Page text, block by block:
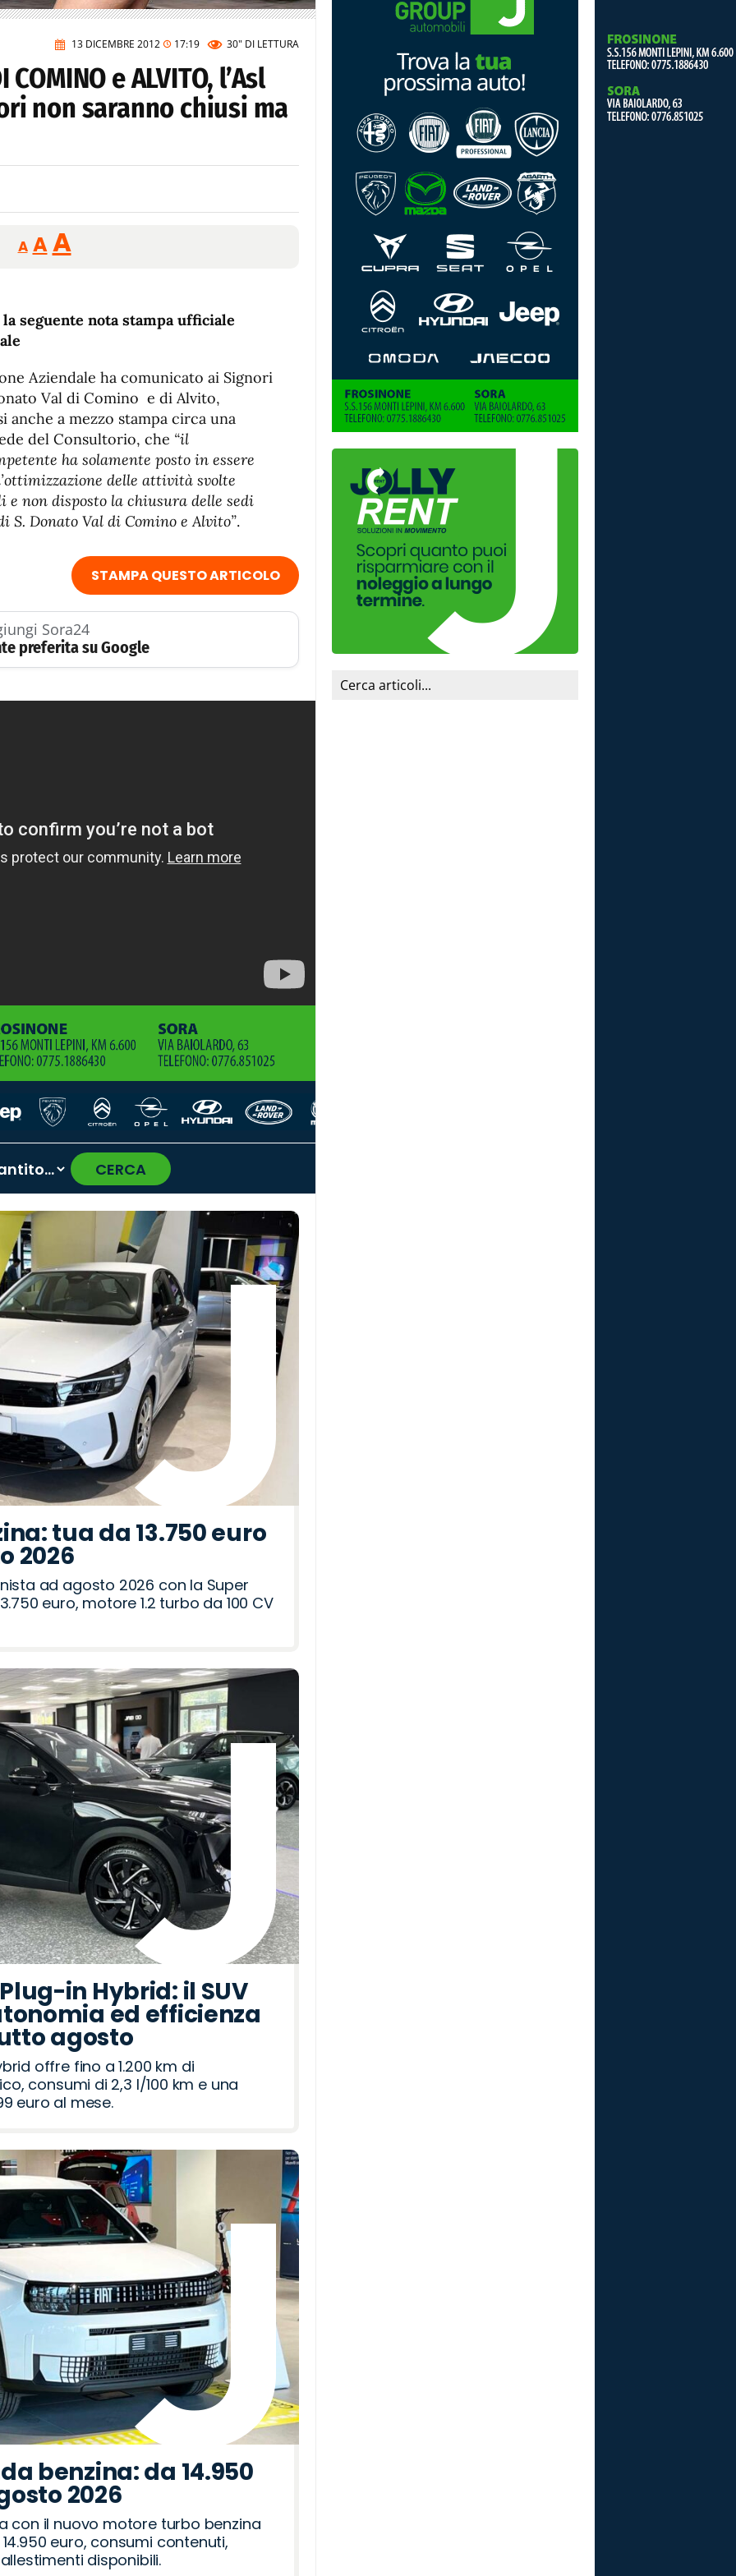
13 DICEMBRE 2012 17:19 30" DI LETTURA
COMINO e ALVITO, l’Asl
non saranno chiusi ma
A
Reducir
tamaño
A Restablecer
tamaño
fuente
AAumentar
de
seguente nota stampa ufficiale
Aziendale ha comunicato ai Signori
Val di Comino e di Alvito,
a mezzo stampa circa una
del Consultorio, che “il
ha solamente posto in essere
delle attività svolte
e non disposto la chiusura delle sedi
Donato Val di Comino e Alvito”.
STAMPA QUESTO ARTICOLO
Sora24
preferita su Google
CERCA
›
tua da 13.750 euro
2026
ad agosto 2026 con la Super
euro, motore 1.2 turbo da 100 CV
in Hybrid: il SUV
ed efficienza
agosto
offre fino a 1.200 km di
consumi di 2,3 l/100 km e una
euro al mese.
benzina: da 14.950
2026
con il nuovo motore turbo benzina
euro, consumi contenuti,
disponibili.